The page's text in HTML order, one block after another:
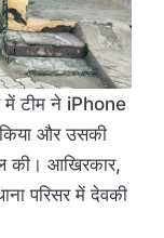
में टीम ने iPhone
और उसकी
की। आखिरकार,
परिसर में देवकी